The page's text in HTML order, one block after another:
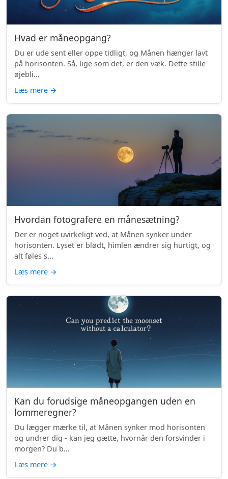
Hvad er måneopgang?
Du er ude sent eller oppe tidligt, og Månen hænger lavt
på horisonten. Så, lige som det, er den væk. Dette stille
øjebli...
Læs mere →
Hvordan fotografere en månesætning?
Der er noget uvirkeligt ved, at Månen synker under
horisonten. Lyset er blødt, himlen ændrer sig hurtigt, og
alt føles s...
Læs mere →
Kan du forudsige måneopgangen uden en
lommeregner?
Du lægger mærke til, at Månen synker mod horisonten
og undrer dig - kan jeg gætte, hvornår den forsvinder i
morgen? Du b...
Læs mere →